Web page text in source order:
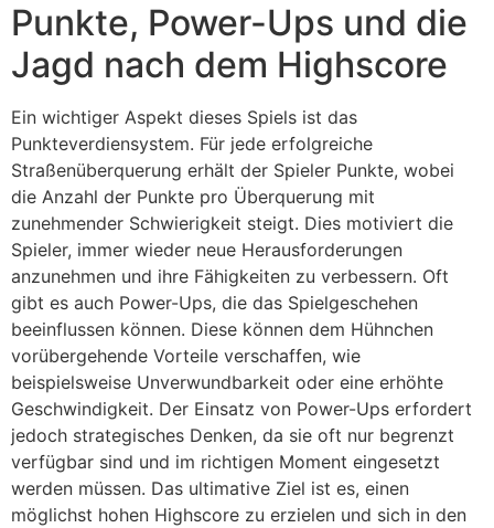
Punkte, Power-Ups und die
Jagd nach dem Highscore
Ein wichtiger Aspekt dieses Spiels ist das
Punkteverdiensystem. Für jede erfolgreiche
Straßenüberquerung erhält der Spieler Punkte, wobei
die Anzahl der Punkte pro Überquerung mit
zunehmender Schwierigkeit steigt. Dies motiviert die
Spieler, immer wieder neue Herausforderungen
anzunehmen und ihre Fähigkeiten zu verbessern. Oft
gibt es auch Power-Ups, die das Spielgeschehen
beeinflussen können. Diese können dem Hühnchen
vorübergehende Vorteile verschaffen, wie
beispielsweise Unverwundbarkeit oder eine erhöhte
Geschwindigkeit. Der Einsatz von Power-Ups erfordert
jedoch strategisches Denken, da sie oft nur begrenzt
verfügbar sind und im richtigen Moment eingesetzt
werden müssen. Das ultimative Ziel ist es, einen
möglichst hohen Highscore zu erzielen und sich in den